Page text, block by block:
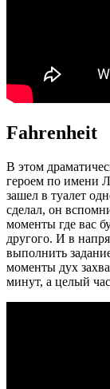
Fahrenheit
В этом
героем по имени
зашел в туалет
сделал, он
моменты где вас
другого. И в
выполнить
моменты дух
минут, а целый